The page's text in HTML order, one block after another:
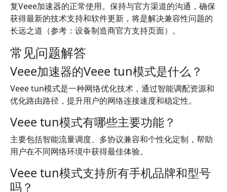
复Veee加速器的正常使用。保持与官方渠道的沟通，确保
获得最新的技术支持和软件更新，将是解决兼容性问题的
长远之道（参考：设备制造商官方支持页面）。
常见问题解答
Veee加速器的Veee tun模式是什么？
Veee tun模式是一种网络优化技术，通过智能调配资源和
优化路由路径，提升用户的网络连接速度和稳定性。
Veee tun模式有哪些主要功能？
主要包括智能流量调度、多协议兼容和个性化定制，帮助
用户在不同网络环境中获得最佳体验。
Veee tun模式支持所有手机品牌和型号
吗？